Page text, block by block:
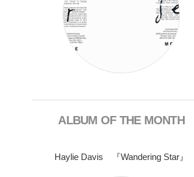
ALBUM OF THE MONTH
Haylie Davis 『Wandering Star』